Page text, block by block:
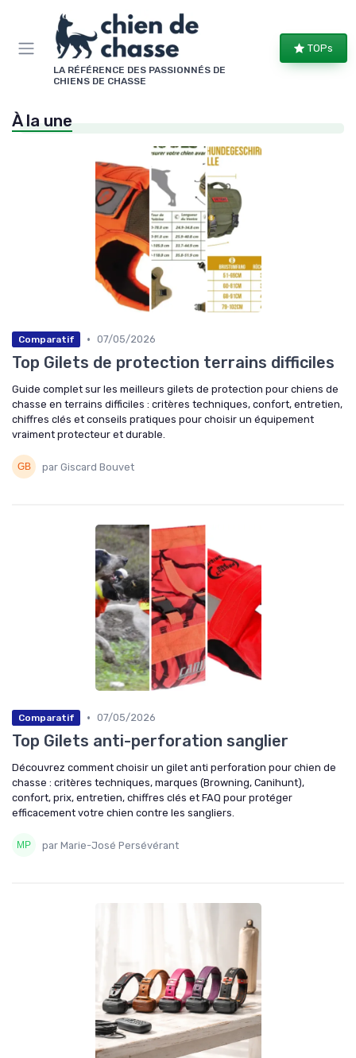
LA RÉFÉRENCE DES PASSIONNÉS DE
CHIENS DE CHASSE
TOPs
À la une
Comparatif • 07/05/2026
Top Gilets de protection terrains difficiles
Guide complet sur les meilleurs gilets de protection pour chiens de
chasse en terrains difficiles : critères techniques, confort, entretien,
chiffres clés et conseils pratiques pour choisir un équipement
vraiment protecteur et durable.
par Giscard Bouvet
Comparatif • 07/05/2026
Top Gilets anti-perforation sanglier
Découvrez comment choisir un gilet anti perforation pour chien de
chasse : critères techniques, marques (Browning, Canihunt),
confort, prix, entretien, chiffres clés et FAQ pour protéger
efficacement votre chien contre les sangliers.
par Marie-José Persévérant
Panneau de gestion des cookies